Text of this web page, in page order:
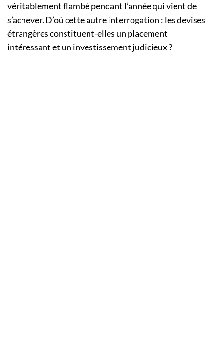
véritablement flambé pendant l’année qui vient de
s’achever. D’où cette autre interrogation : les devises
étrangères constituent-elles un placement
intéressant et un investissement judicieux ?